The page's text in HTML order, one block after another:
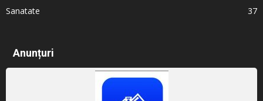
Sanatate
37
Anunțuri